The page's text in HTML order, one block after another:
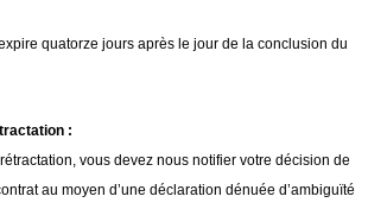
quatorze jours après le jour de la conclusion du
:
vous devez nous notifier votre décision de
au moyen d’une déclaration dénuée d’ambiguïté